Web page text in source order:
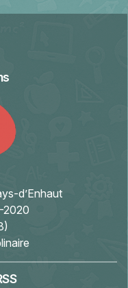
d’Enhaut
2020